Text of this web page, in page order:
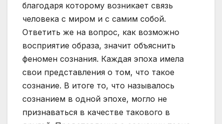
благодаря которому возникает связь
человека с миром и с самим собой.
Ответить же на вопрос, как возможно
восприятие образа, значит объяснить
феномен сознания. Каждая эпоха имела
свои представления о том, что такое
сознание. В итоге то, что называлось
сознанием в одной эпохе, могло не
признаваться в качестве такового в